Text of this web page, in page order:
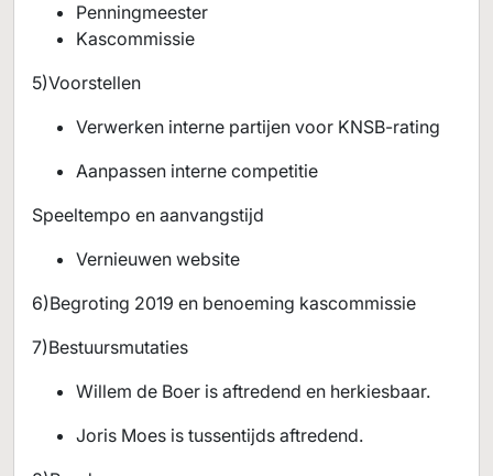
Penningmeester
Kascommissie
5)Voorstellen
Verwerken interne partijen voor KNSB-rating
Aanpassen interne competitie
Speeltempo en aanvangstijd
Vernieuwen website
6)Begroting 2019 en benoeming kascommissie
7)Bestuursmutaties
Willem de Boer is aftredend en herkiesbaar.
Joris Moes is tussentijds aftredend.